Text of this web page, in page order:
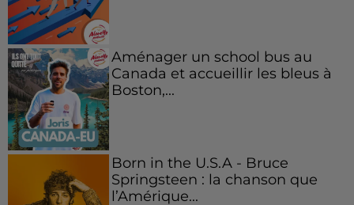
Aménager un school bus au
Canada et accueillir les bleus à
Boston,...
Born in the U.S.A - Bruce
Springsteen : la chanson que
l’Amérique...